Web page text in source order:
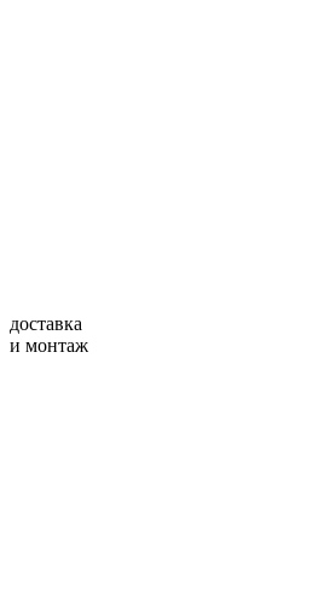
доставка
и монтаж